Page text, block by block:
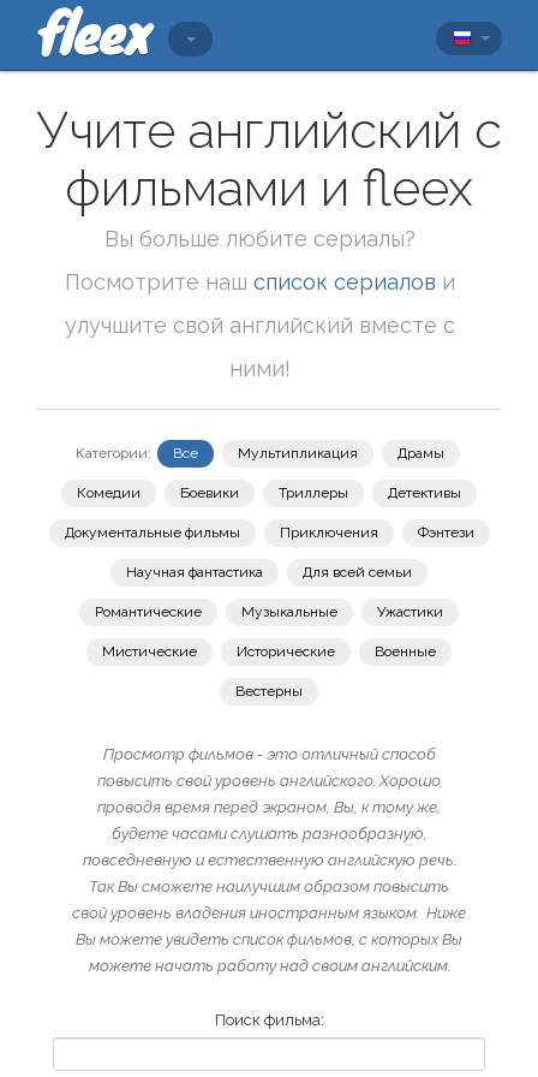
Учите английский с
фильмами и fleex
Вы больше любите сериалы?
Посмотрите наш список сериалов и
улучшите свой английский вместе с
ними!
Категории: Все Мультипликация Драмы
Комедии Боевики Триллеры Детективы
Документальные фильмы Приключения Фэнтези
Научная фантастика Для всей семьи
Романтические Музыкальные Ужастики
Мистические Исторические Военные
Вестерны
Просмотр фильмов - это отличный способ
повысить свой уровень английского. Хорошо
проводя время перед экраном, Вы, к тому же,
будете часами слушать разнообразную,
повседневную и естественную английскую речь.
Так Вы сможете наилучшим образом повысить
свой уровень владения иностранным языком. Ниже
Вы можете увидеть список фильмов, с которых Вы
можете начать работу над своим английским.
Поиск фильма: